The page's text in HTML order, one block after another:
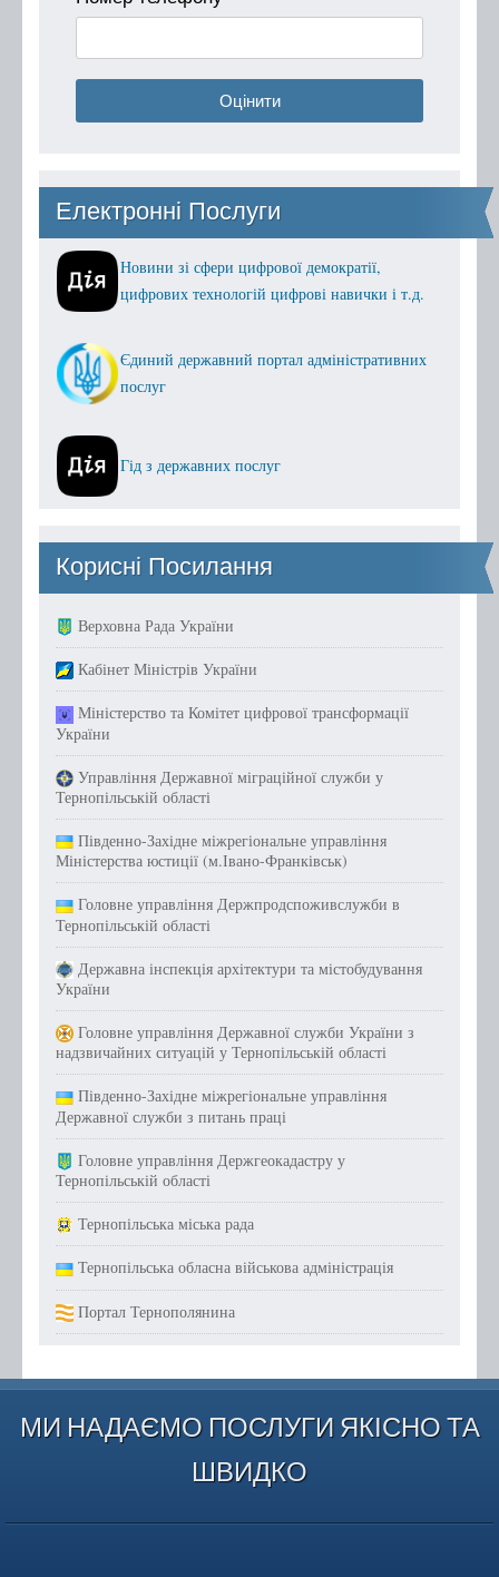
Оцінити
Електронні Послуги
Новини зі сфери цифрової демократії,
цифрових технологій цифрові навички і т.д.
Єдиний державний портал адміністративних
послуг
Гід з державних послуг
Корисні Посилання
Верховна Рада України
Кабінет Міністрів України
Міністерство та Комітет цифрової трансформації
України
Управління Державної міграційної служби у
Тернопільській області
Південно-Західне міжрегіональне управління
Міністерства юстиції (м.Івано-Франківськ)
Головне управління Держпродспоживслужби в
Тернопільській області
Державна інспекція архітектури та містобудування
України
Головне управління Державної служби України з
надзвичайних ситуацій у Тернопільській області
Південно-Західне міжрегіональне управління
Державної служби з питань праці
Головне управління Держгеокадастру у
Тернопільській області
Тернопільська міська рада
Тернопільська обласна військова адміністрація
Портал Тернополянина
МИ НАДАЄМО ПОСЛУГИ ЯКІСНО ТА
ШВИДКО